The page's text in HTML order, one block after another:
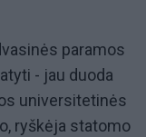
paramos
- jau duoda
universitetinės
ryškėja statomo